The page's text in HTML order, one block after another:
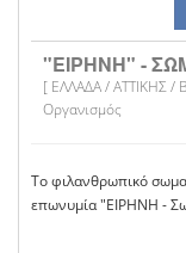
"ΕΙΡΗΝΗ" -
[ ΕΛΛΑΔΑ / ΑΤΤΙΚΗΣ /
Οργανισμός
Το φιλανθρωπικό
επωνυμία "ΕΙΡΗΝΗ -